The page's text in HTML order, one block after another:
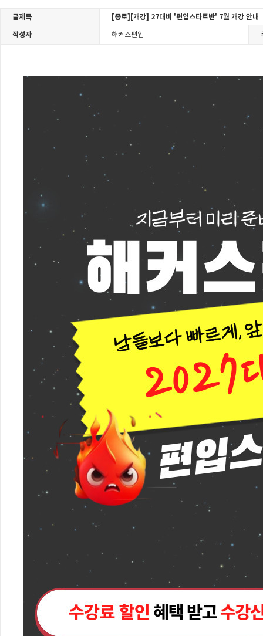
글제목 [종로][개강] 27대비 '편입스타트반' 7월 개강 안내
작성자 해커스편입